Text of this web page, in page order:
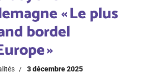
« Le plus
bordel
»
3 décembre 2025